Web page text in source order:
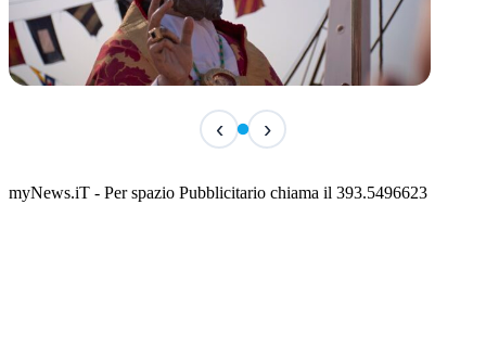
San Basso 2026 - il programma delle feste
‹ ›
myNews.iT - Per spazio Pubblicitario chiama il 393.5496623